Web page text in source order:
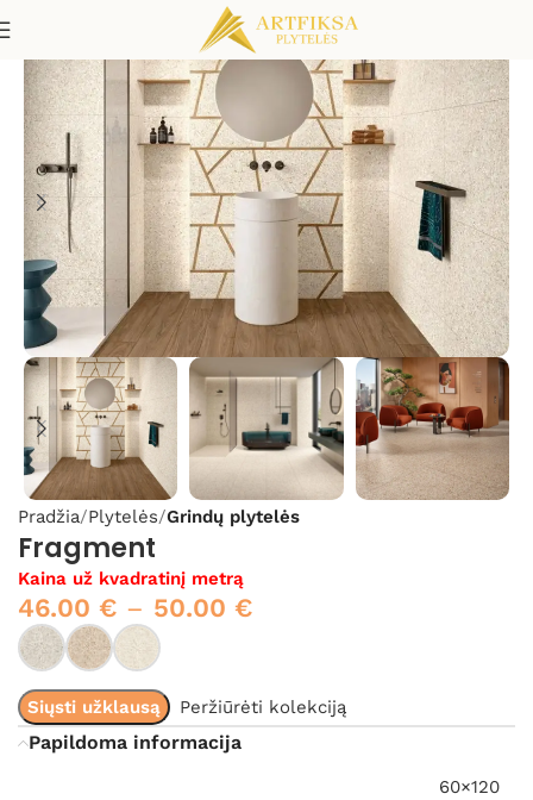
Pradžia Plytelės Grindų plytelės
Fragment
Kaina už kvadratinį metrą
46.00 € – 50.00 €
Siųsti užklausą Peržiūrėti kolekciją
Papildoma informacija
60×120